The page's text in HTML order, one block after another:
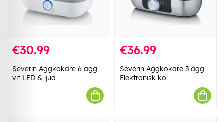
€30.99
Severin Äggkokare 6 ägg
vit LED & ljud
€36.99
Severin Äggkokare 3 ägg
Elektronisk ko